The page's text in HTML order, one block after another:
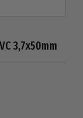
3,7x50mm